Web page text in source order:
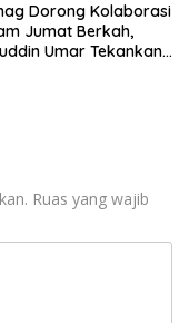
Dorong Kolaborasi
Jumat Berkah,
Umar Tekankan
Ruas yang wajib